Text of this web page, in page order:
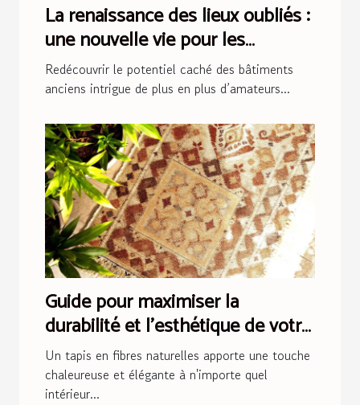
La renaissance des lieux oubliés :
une nouvelle vie pour les
bâtiments anciens
Redécouvrir le potentiel caché des bâtiments
anciens intrigue de plus en plus d’amateurs...
Guide pour maximiser la
durabilité et l'esthétique de votre
tapis en fibres naturelles
Un tapis en fibres naturelles apporte une touche
chaleureuse et élégante à n'importe quel
intérieur...